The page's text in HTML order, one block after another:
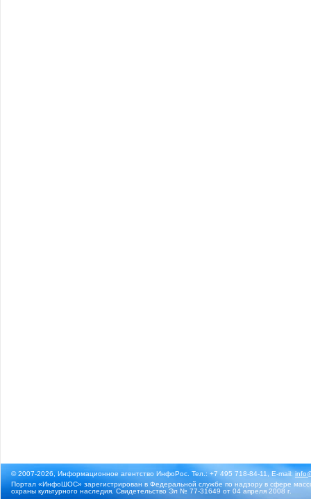
© 2007-2026, Информационное агентство ИнфоРос. Тел.: +7 495 718-84-11, E-mail:
Портал «ИнфоШОС» зарегистрирован в Федеральной службе по надзору в сфере
охраны культурного наследия. Свидетельство Эл № 77-31649 от 04 апреля 2008 г.